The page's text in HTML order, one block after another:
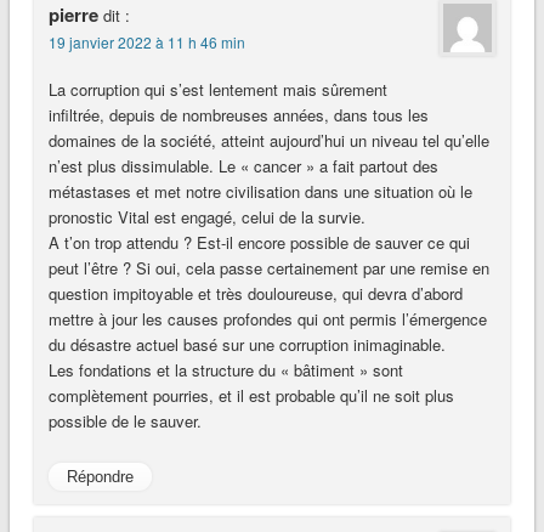
pierre dit :
19 janvier 2022 à 11 h 46 min
La corruption qui s’est lentement mais sûrement
infiltrée, depuis de nombreuses années, dans tous les
domaines de la société, atteint aujourd’hui un niveau tel qu’elle
n’est plus dissimulable. Le « cancer » a fait partout des
métastases et met notre civilisation dans une situation où le
pronostic Vital est engagé, celui de la survie.
A t’on trop attendu ? Est-il encore possible de sauver ce qui
peut l’être ? Si oui, cela passe certainement par une remise en
question impitoyable et très douloureuse, qui devra d’abord
mettre à jour les causes profondes qui ont permis l’émergence
du désastre actuel basé sur une corruption inimaginable.
Les fondations et la structure du « bâtiment » sont
complètement pourries, et il est probable qu’il ne soit plus
possible de le sauver.
Répondre